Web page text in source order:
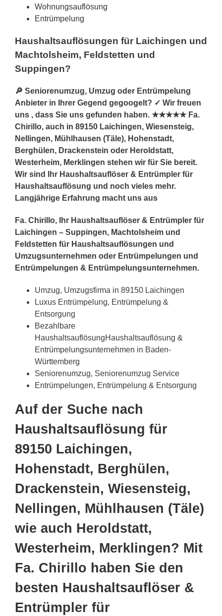
Wohnungsauflösung
Entrümpelung
Haushaltsauflösungen für Laichingen und
Machtolsheim, Feldstetten und
Suppingen?
🔎 Seniorenumzug, Umzug oder Entrümpelung
Anbieter in Ihrer Gegend gegoogelt? ✓ Wir freuen
uns , dass Sie uns gefunden haben. ★★★★★ Fa.
Chirillo, auch in 89150 Laichingen, Wiesensteig,
Nellingen, Mühlhausen (Täle), Hohenstadt,
Berghülen, Drackenstein oder Heroldstatt,
Westerheim, Merklingen stehen wir für Sie bereit.
Wir sind Ihr Haushaltsauflöser & Entrümpler für
Haushaltsauflösung und noch vieles mehr.
Langjährige Erfahrung macht uns aus
Fa. Chirillo, Ihr Haushaltsauflöser & Entrümpler für
Laichingen – Suppingen, Machtolsheim und
Feldstetten für Haushaltsauflösungen und
Umzugsunternehmen oder Entrümpelungen und
Entrümpelungen & Entrümpelungsunternehmen.
Umzug, Umzugsfirma in 89150 Laichingen
Luxus Entrümpelung, Entrümpelung &
Entsorgung
Bezahlbare
HaushaltsauflösungHaushaltsauflösung &
Entrümpelungsunternehmen in Baden-
Württemberg
Seniorenumzug, Seniorenumzug Service
Entrümpelungen, Entrümpelung & Entsorgung
Auf der Suche nach
Haushaltsauflösung für
89150 Laichingen,
Hohenstadt, Berghülen,
Drackenstein, Wiesensteig,
Nellingen, Mühlhausen (Täle)
wie auch Heroldstatt,
Westerheim, Merklingen? Mit
Fa. Chirillo haben Sie den
besten Haushaltsauflöser &
Entrümpler für